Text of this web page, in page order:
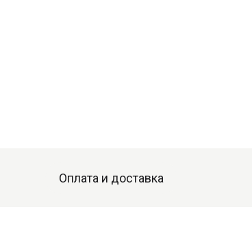
Оплата и доставка